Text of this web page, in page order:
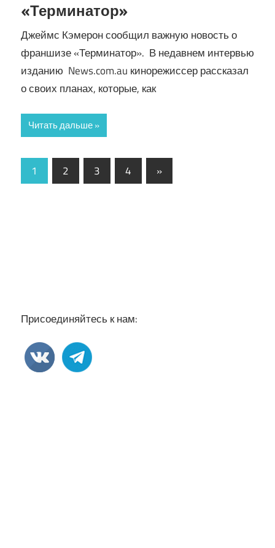
«Терминатор»
Джеймс Кэмерон сообщил важную новость о
франшизе «Терминатор». В недавнем интервью
изданию News.com.au кинорежиссер рассказал
о своих планах, которые, как
Читать дальше
Пагинация
1 2 3 4
Следующие
записи
»
Присоединяйтесь к нам: